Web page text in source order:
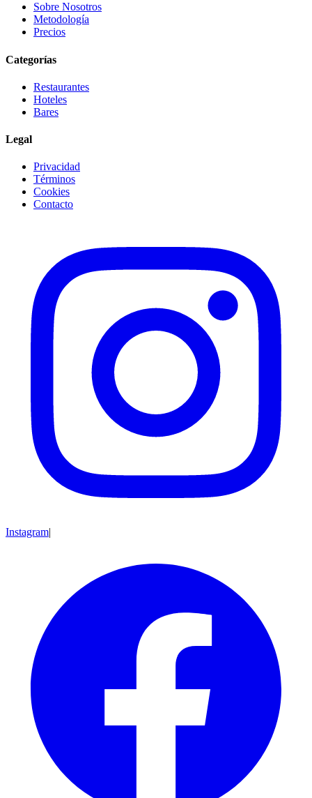
Sobre Nosotros
Metodología
Precios
Categorías
Restaurantes
Hoteles
Bares
Legal
Privacidad
Términos
Cookies
Contacto
Instagram|